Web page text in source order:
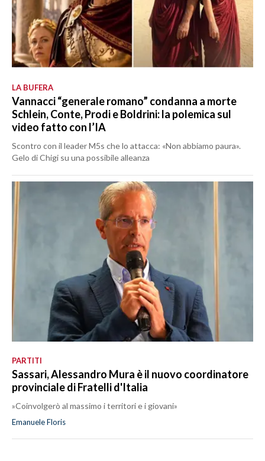
LA BUFERA
Vannacci “generale romano” condanna a morte
Schlein, Conte, Prodi e Boldrini: la polemica sul
video fatto con l’IA
Scontro con il leader M5s che lo attacca: «Non abbiamo paura».
Gelo di Chigi su una possibile alleanza
PARTITI
Sassari, Alessandro Mura è il nuovo coordinatore
provinciale di Fratelli d'Italia
»Coinvolgerò al massimo i territori e i giovani»
Emanuele Floris